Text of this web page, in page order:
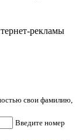
рекламы
свои фамилию,
Введите номер